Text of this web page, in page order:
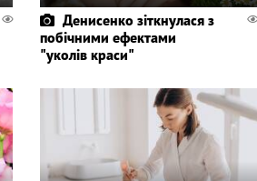
Денисенко зіткнулася з
побічними ефектами
"уколів краси"